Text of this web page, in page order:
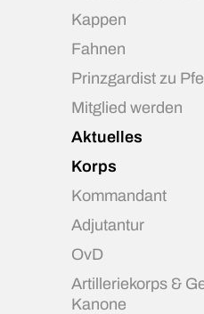
Kappen
Fahnen
Prinzgardist zu
Mitglied werden
Aktuelles
Korps
Kommandant
Adjutantur
OvD
Artilleriekorps &
Kanone